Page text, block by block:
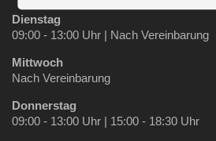
Dienstag
09:00 - 13:00 Uhr | Nach Vereinbarung
Mittwoch
Nach Vereinbarung
Donnerstag
09:00 - 13:00 Uhr | 15:00 - 18:30 Uhr